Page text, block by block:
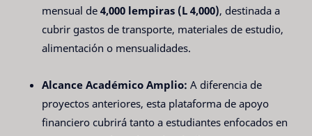
mensual de 4,000 lempiras (L 4,000), destinada a
cubrir gastos de transporte, materiales de estudio,
alimentación o mensualidades.
Alcance Académico Amplio: A diferencia de
proyectos anteriores, esta plataforma de apoyo
financiero cubrirá tanto a estudiantes enfocados en